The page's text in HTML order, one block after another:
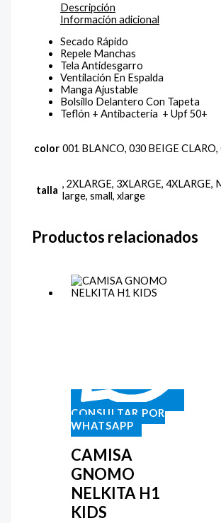
Descripción
Información adicional
Secado Rápido
Repele Manchas
Tela Antidesgarro
Ventilación En Espalda
Manga Ajustable
Bolsillo Delantero Con Tapeta
Teflón + Antibacteria + Upf 50+
color 001 BLANCO, 030 BEIGE CLARO,
talla , 2XLARGE, 3XLARGE, 4XLARGE,
large, small, xlarge
Productos relacionados
CONSULTAR POR
WHATSAPP
CAMISA
GNOMO
NELKITA H1
KIDS